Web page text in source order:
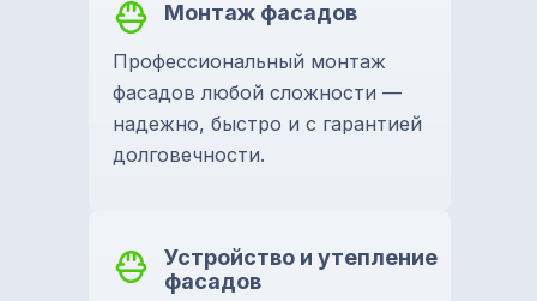
Монтаж фасадов
Профессиональный монтаж
фасадов любой сложности —
надежно, быстро и с гарантией
долговечности.
Устройство и утепление
фасадов